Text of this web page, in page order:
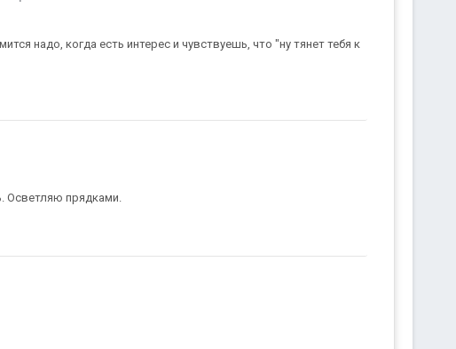
надо, когда есть интерес и чувствуешь, что "ну тянет тебя к
Осветляю прядками.